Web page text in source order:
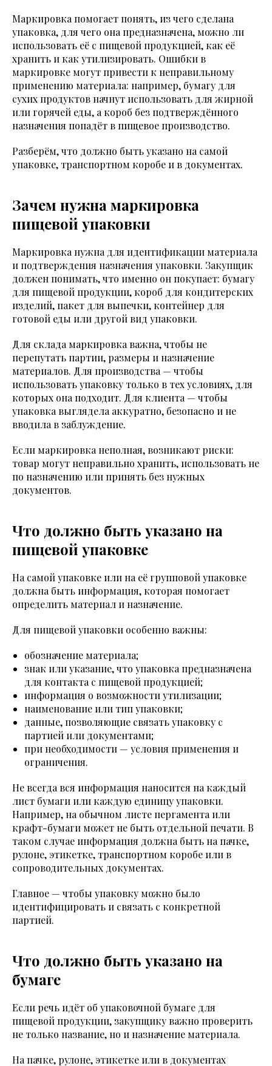
Маркировка помогает понять, из чего сделана
упаковка, для чего она предназначена, можно ли
использовать её с пищевой продукцией, как её
хранить и как утилизировать. Ошибки в
маркировке могут привести к неправильному
применению материала: например, бумагу для
сухих продуктов начнут использовать для жирной
или горячей еды, а короб без подтверждённого
назначения попадёт в пищевое производство.
Разберём, что должно быть указано на самой
упаковке, транспортном коробе и в документах.
Зачем нужна маркировка
пищевой упаковки
Маркировка нужна для идентификации материала
и подтверждения назначения упаковки. Закупщик
должен понимать, что именно он покупает: бумагу
для пищевой продукции, короб для кондитерских
изделий, пакет для выпечки, контейнер для
готовой еды или другой вид упаковки.
Для склада маркировка важна, чтобы не
перепутать партии, размеры и назначение
материалов. Для производства — чтобы
использовать упаковку только в тех условиях, для
которых она подходит. Для клиента — чтобы
упаковка выглядела аккуратно, безопасно и не
вводила в заблуждение.
Если маркировка неполная, возникают риски:
товар могут неправильно хранить, использовать не
по назначению или принять без нужных
документов.
Что должно быть указано на
пищевой упаковке
На самой упаковке или на её групповой упаковке
должна быть информация, которая помогает
определить материал и назначение.
Для пищевой упаковки особенно важны:
обозначение материала;
знак или указание, что упаковка предназначена
для контакта с пищевой продукцией;
информация о возможности утилизации;
наименование или тип упаковки;
данные, позволяющие связать упаковку с
партией или документами;
при необходимости — условия применения и
ограничения.
Не всегда вся информация наносится на каждый
лист бумаги или каждую единицу упаковки.
Например, на обычном листе пергамента или
крафт-бумаги может не быть отдельной печати. В
таком случае информация должна быть на пачке,
рулоне, этикетке, транспортном коробе или в
сопроводительных документах.
Главное — чтобы упаковку можно было
идентифицировать и связать с конкретной
партией.
Что должно быть указано на
бумаге
Если речь идёт об упаковочной бумаге для
пищевой продукции, закупщику важно проверить
не только название, но и назначение материала.
На пачке, рулоне, этикетке или в документах